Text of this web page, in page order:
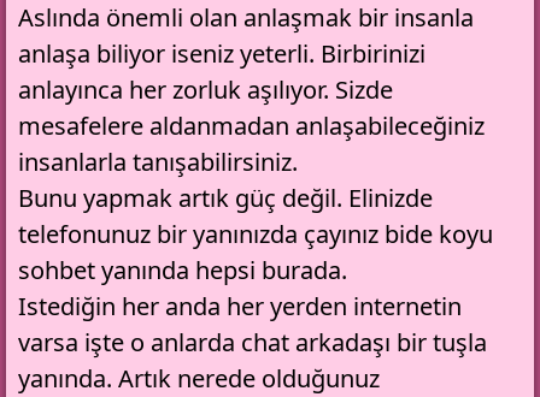
Aslında önemli olan anlaşmak bir insanla
anlaşa biliyor iseniz yeterli. Birbirinizi
anlayınca her zorluk aşılıyor. Sizde
mesafelere aldanmadan anlaşabileceğiniz
insanlarla tanışabilirsiniz.
Bunu yapmak artık güç değil. Elinizde
telefonunuz bir yanınızda çayınız bide koyu
sohbetyanında hepsi burada.
Istediğin her anda her yerden internetin
varsa işte o anlarda chat arkadaşı bir tuşla
yanında. Artık nerede olduğunuz